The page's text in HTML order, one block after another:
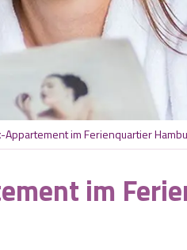
Appartement im Ferienquartier
im